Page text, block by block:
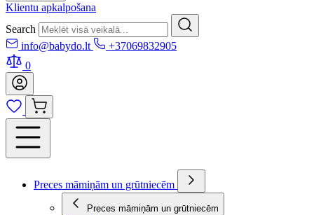
Klientu apkalpošana
Search
info@babydo.lt
+37069832905
0
Preces māmiņām un grūtniecēm
Preces māmiņām un grūtniecēm